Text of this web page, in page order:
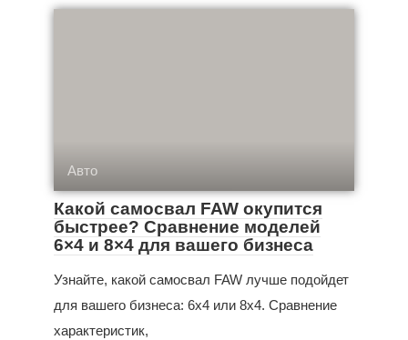
Авто
Какой самосвал FAW окупится
быстрее? Сравнение моделей
6×4 и 8×4 для вашего бизнеса
Узнайте, какой самосвал FAW лучше подойдет
для вашего бизнеса: 6x4 или 8x4. Сравнение
характеристик,